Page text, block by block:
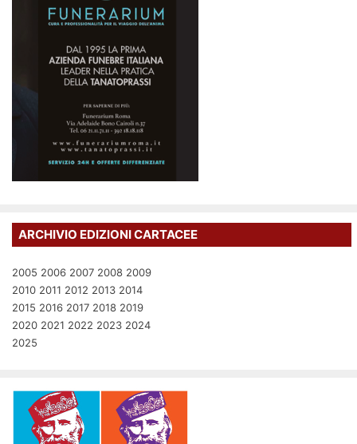
ARCHIVIO EDIZIONI CARTACEE
2005 2006 2007 2008 2009
2010 2011 2012 2013 2014
2015 2016 2017 2018 2019
2020 2021 2022 2023 2024
2025